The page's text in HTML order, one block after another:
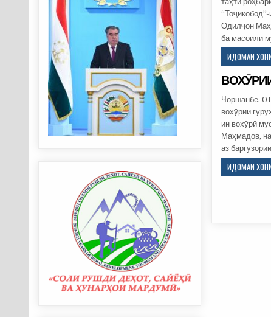
Одилҷон
ба масоили
ИДОМАИ
Чоршанбе,
вохӯрии
ин вохӯрӣ
Маҳмадов,
аз
ИДОМАИ